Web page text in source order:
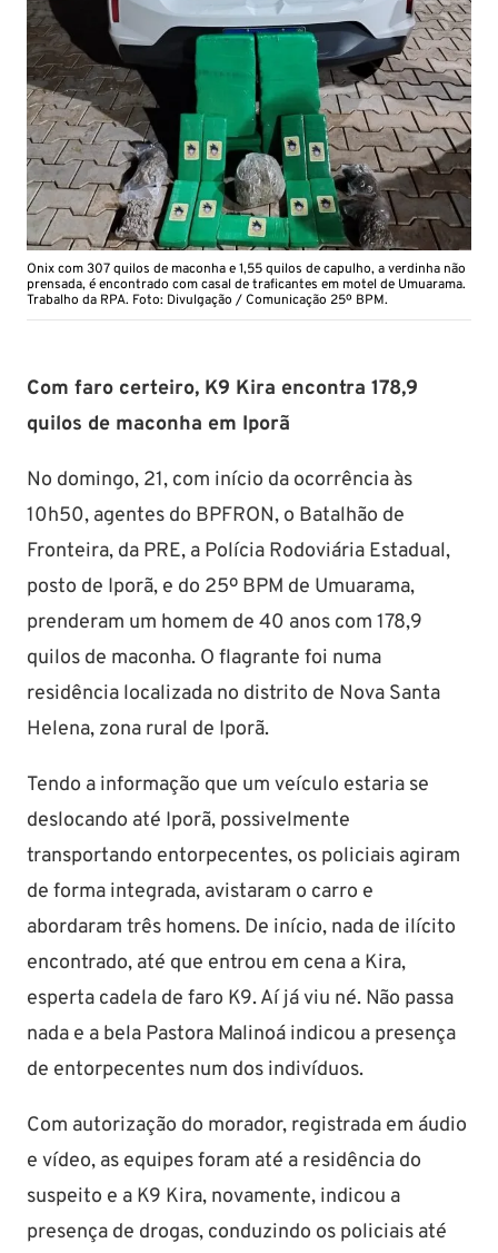
Onix com 307 quilos de maconha e 1,55 quilos de capulho, a verdinha não
prensada, é encontrado com casal de traficantes em motel de Umuarama.
Trabalho da RPA. Foto: Divulgação / Comunicação 25º BPM.
Com faro certeiro, K9 Kira encontra 178,9
quilos de maconha em Iporã
No domingo, 21, com início da ocorrência às
10h50, agentes do BPFRON, o Batalhão de
Fronteira, da PRE, a Polícia Rodoviária Estadual,
posto de Iporã, e do 25º BPM de Umuarama,
prenderam um homem de 40 anos com 178,9
quilos de maconha. O flagrante foi numa
residência localizada no distrito de Nova Santa
Helena, zona rural de Iporã.
Tendo a informação que um veículo estaria se
deslocando até Iporã, possivelmente
transportando entorpecentes, os policiais agiram
de forma integrada, avistaram o carro e
abordaram três homens. De início, nada de ilícito
encontrado, até que entrou em cena a Kira,
esperta cadela de faro K9. Aí já viu né. Não passa
nada e a bela Pastora Malinoá indicou a presença
de entorpecentes num dos indivíduos.
Com autorização do morador, registrada em áudio
e vídeo, as equipes foram até a residência do
suspeito e a K9 Kira, novamente, indicou a
presença de drogas, conduzindo os policiais até